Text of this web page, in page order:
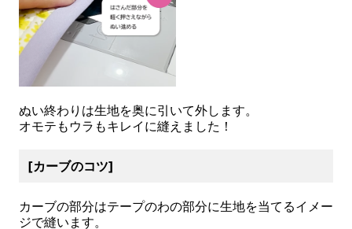
ぬい終わりは生地を奥に引いて外します。
オモテもウラもキレイに縫えました！
[カーブのコツ]
カーブの部分はテープのわの部分に生地を当てるイメー
ジで縫います。